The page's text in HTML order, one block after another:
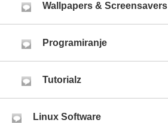
Wallpapers & Screensavers
Programiranje
Tutorialz
Linux Software